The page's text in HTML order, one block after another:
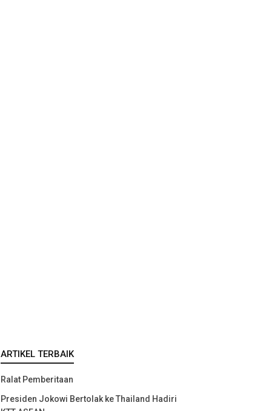
ARTIKEL TERBAIK
Ralat Pemberitaan
Presiden Jokowi Bertolak ke Thailand Hadiri